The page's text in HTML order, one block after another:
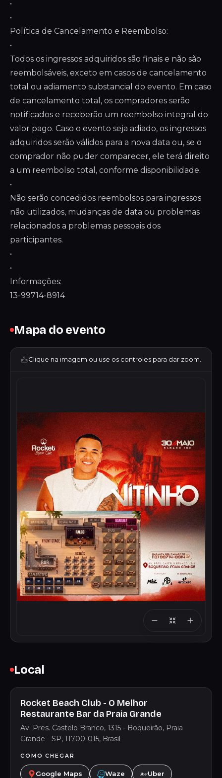
•
•
Política de Cancelamento e Reembolso:
•
Todos os ingressos adquiridos são finais e não são
reembolsáveis, exceto em casos de cancelamento
total ou adiamento substancial do evento. Em caso
de cancelamento total, os compradores serão
notificados e receberão um reembolso integral do
valor pago. Caso o evento seja adiado, os ingressos
adquiridos serão válidos para a nova data ou, se o
comprador não puder comparecer, ele terá direito
a um reembolso total, conforme disponibilidade.
•
Não serão concedidos reembolsos para ingressos
não utilizados, mudanças de data ou problemas
relacionados a problemas pessoais dos
participantes.
•
•
Informações:
13-99714-8914
Mapa do evento
Clique na imagem ou use os controles para dar zoom.
Local
Rocket Beach Club - O Melhor
Restaurante Bar da Praia Grande
Av. Pres. Castelo Branco, 1315 - Boqueirão, Praia
Grande - SP, 11700-015, Brasil
COMO CHEGAR
Google Maps Waze Uber